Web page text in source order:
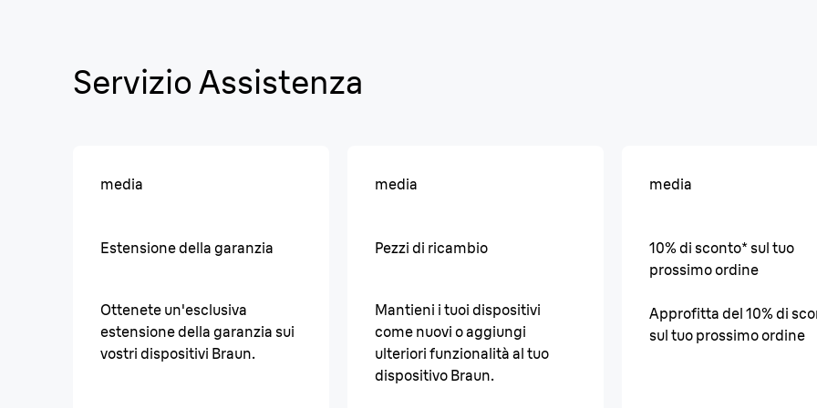
Servizio Assistenza
media
Estensione della garanzia
Ottenete un'esclusiva
estensione della garanzia sui
vostri dispositivi Braun.
media
Pezzi di ricambio
Mantieni i tuoi dispositivi
come nuovi o aggiungi
ulteriori funzionalità al tuo
dispositivo Braun.
media
10% di sconto* sul tuo
prossimo ordine
Approfitta del 10% di
sul tuo prossimo ordine